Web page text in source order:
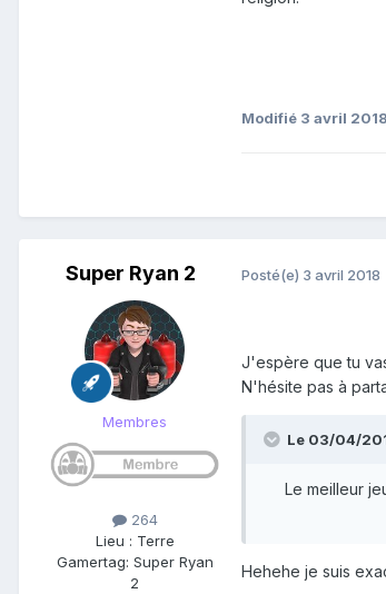
Modifié 3 avril 2018
Super Ryan 2
Membres
264
Lieu : Terre
Gamertag: Super Ryan
2
Posté(e) 3 avril 2018
J'espère que tu
N'hésite pas à
Le 03/04/
Le meilleur
Hehehe je suis